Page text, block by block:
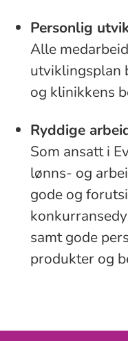
Personlig
Alle
utviklingsplan
og klinikkens
Ryddige
Som ansatt i
lønns- og
gode og
samt gode
produkter og